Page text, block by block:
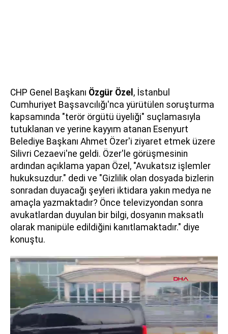
CHP Genel Başkanı Özgür Özel , İstanbul
Cumhuriyet Başsavcılığı'nca yürütülen soruşturma
kapsamında "terör örgütü üyeliği" suçlamasıyla
tutuklanan ve yerine kayyım atanan Esenyurt
Belediye Başkanı Ahmet Özer'i ziyaret etmek üzere
Silivri Cezaevi'ne geldi. Özer'le görüşmesinin
ardından açıklama yapan Özel, "Avukatsız işlemler
hukuksuzdur." dedi ve "Gizlilik olan dosyada bizlerin
sonradan duyacağı şeyleri iktidara yakın medya ne
amaçla yazmaktadır? Önce televizyondan sonra
avukatlardan duyulan bir bilgi, dosyanın maksatlı
olarak manipüle edildiğini kanıtlamaktadır." diye
konuştu.